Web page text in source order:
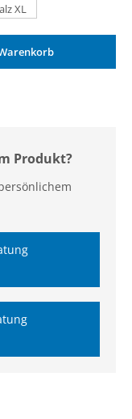
XL
benutze die Schaltflächen
Produkt?